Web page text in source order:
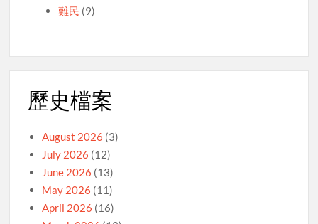
難民 (9)
歷史檔案
August 2026 (3)
July 2026 (12)
June 2026 (13)
May 2026 (11)
April 2026 (16)